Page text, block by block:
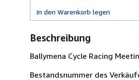
In den Warenkorb legen
Beschreibung
Ballymena Cycle Racing
Bestandsnummer des